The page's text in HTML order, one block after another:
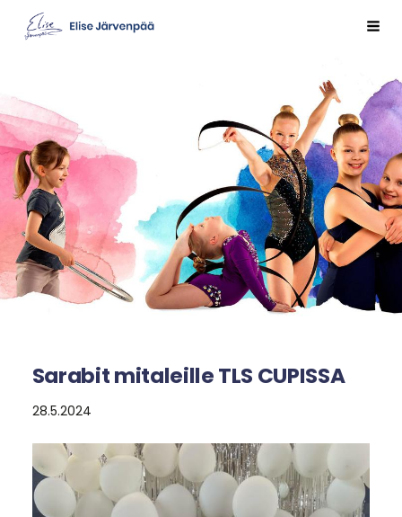
Siirry
sivun
Sivuston etusivulle
Sarabit mitaleille TLS CUPISSA
28.5.2024